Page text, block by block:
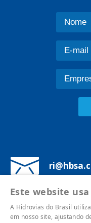
Av.
01317-
Este website
A Hidrovias do Brasil
em nosso site, ajustando